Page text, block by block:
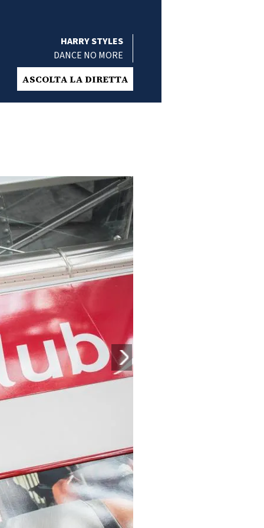
HARRY STYLES
DANCE NO MORE
ASCOLTA LA DIRETTA